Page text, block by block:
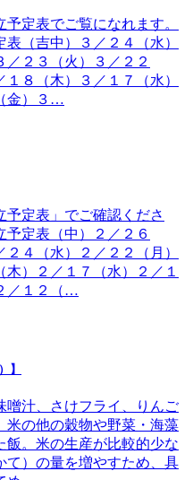
定表でご覧になれます。
（吉中）３／２４（水）
２３（火）３／２２
１８（木）３／１７（水）
金）３…
予定表」でご確認くださ
予定表（中）２／２６
２４（水）２／２２（月）
）２／１７（水）２／１
／１２（…
】
噌汁、さけフライ、りんご
米の他の穀物や野菜・海藻
飯。米の生産が比較的少な
て）の量を増やすため、具